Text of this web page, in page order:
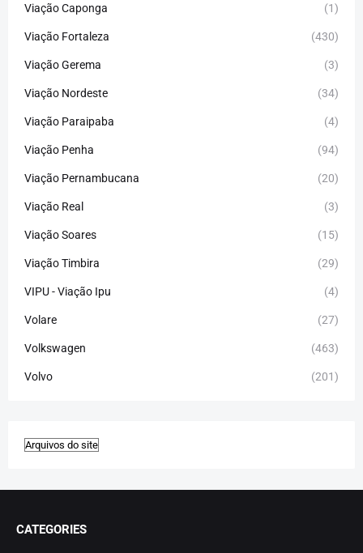
Viação Caponga (1)
Viação Fortaleza (430)
Viação Gerema (3)
Viação Nordeste (34)
Viação Paraipaba (4)
Viação Penha (94)
Viação Pernambucana (20)
Viação Real (3)
Viação Soares (15)
Viação Timbira (29)
VIPU - Viação Ipu (4)
Volare (27)
Volkswagen (463)
Volvo (201)
CATEGORIES